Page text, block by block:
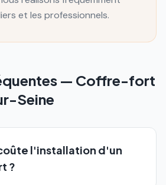
et les professionnels.
— Coffre-fort
Seine
l'installation d'un
?